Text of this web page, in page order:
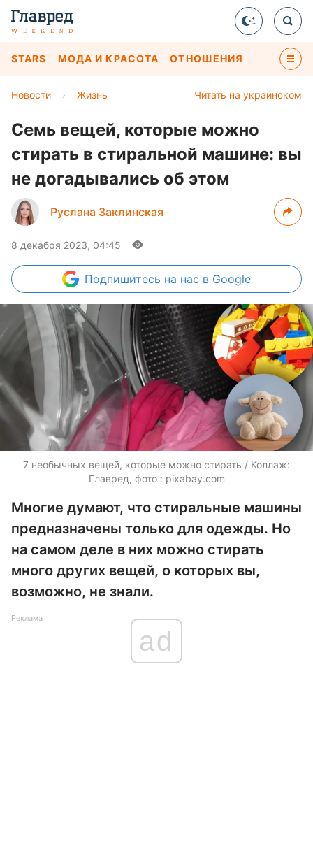
STARS МОДА И КРАСОТА ОТНОШЕНИЯ
Читать на украинском
Новости › Жизнь
Семь вещей, которые можно
стирать в стиральной машине: вы
не догадывались об этом
Руслана Заклинская
8 декабря 2023, 04:45
Подпишитесь на нас в Google
7 необычных вещей, которые можно стирать / Коллаж:
Главред, фото : pixabay.com
Многие думают, что стиральные машины
предназначены только для одежды. Но
на самом деле в них можно стирать
много других вещей, о которых вы,
возможно, не знали.
Реклама
ad